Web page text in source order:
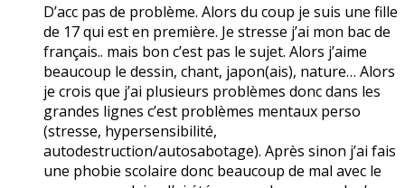
D’acc pas de problème. Alors du coup je suis une fille
de 17 qui est en première. Je stresse j’ai mon bac de
français.. mais bon c’est pas le sujet. Alors j’aime
beaucoup le dessin, chant, japon(ais), nature… Alors
je crois que j’ai plusieurs problèmes donc dans les
grandes lignes c’est problèmes mentaux perso
(stresse, hypersensibilité,
autodestruction/autosabotage). Après sinon j’ai fais
une phobie scolaire donc beaucoup de mal avec le